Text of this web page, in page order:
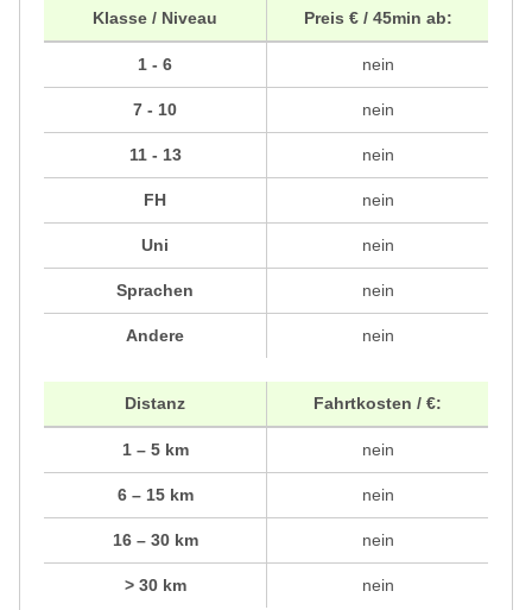
Klasse / Niveau
1 - 6
7 - 10
11 - 13
FH
Uni
Sprachen
Andere
Preis € / 45min ab:
nein
nein
nein
nein
nein
nein
nein
Distanz
1 – 5 km
6 – 15 km
16 – 30 km
> 30 km
Fahrtkosten / €:
nein
nein
nein
nein